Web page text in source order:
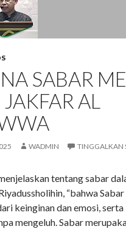
SABAR
AL
WADMIN TINGGALKAN
tentang sabar
“bahwa
keinginan dan emosi,
mengeluh. Sabar